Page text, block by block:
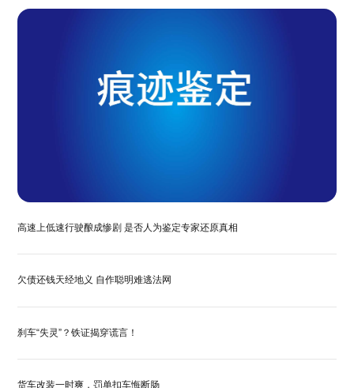
高速上低速行驶酿成惨剧 是否人为鉴定专家还原真相
欠债还钱天经地义 自作聪明难逃法网
刹车“失灵”？铁证揭穿谎言！
货车改装一时爽，罚单扣车悔断肠